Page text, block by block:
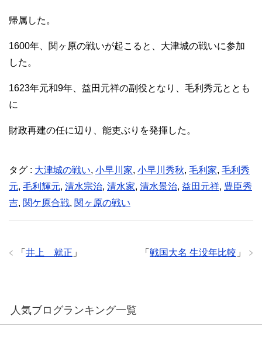
帰属した。
1600年、関ヶ原の戦いが起こると、大津城の戦いに参加
した。
1623年元和9年、益田元祥の副役となり、毛利秀元ととも
に
財政再建の任に辺り、能吏ぶりを発揮した。
タグ : 大津城の戦い, 小早川家, 小早川秀秋, 毛利家, 毛利秀
元, 毛利輝元, 清水宗治, 清水家, 清水景治, 益田元祥, 豊臣秀
吉, 関ケ原合戦, 関ヶ原の戦い
「 戦国大名 生没年比較 」
「 井上 就正 」
人気ブログランキング一覧